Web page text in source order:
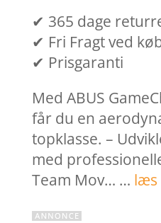
✔ 365 dage
✔ Fri Fragt ved
✔ Prisgaranti
Med ABUS
får du en
topklasse. –
med
Team Mov… … læs